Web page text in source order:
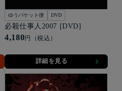
ゆうパケット便 DVD
必殺仕事人2007 [DVD]
4,180円（税込）
詳細を見る